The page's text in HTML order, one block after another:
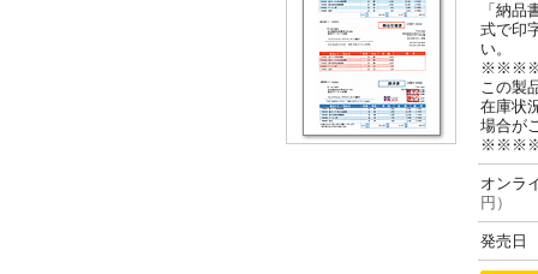
「納
式で印
い。
この製
在庫状
場合が
オン
円）
発売日